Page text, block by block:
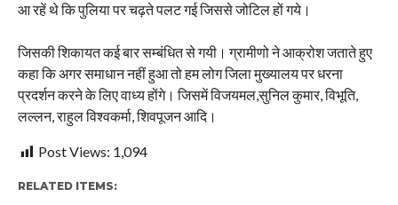
आ रहें थे कि पुलिया पर चढ़ते पलट गई जिससे जोटिल हों गये।
जिसकी शिकायत कई बार सम्बंधित से गयी। ग्रामीणो ने आक्रोश जताते हुए
कहा कि अगर समाधान नहीं हुआ तो हम लोग जिला मुख्यालय पर धरना
प्रदर्शन करने के लिए वाध्य होंगे। जिसमें विजयमल,सुनिल कुमार, विभूति,
लल्लन, राहुल विश्वकर्मा, शिवपूजन आदि।
Post Views: 1,094
RELATED ITEMS: